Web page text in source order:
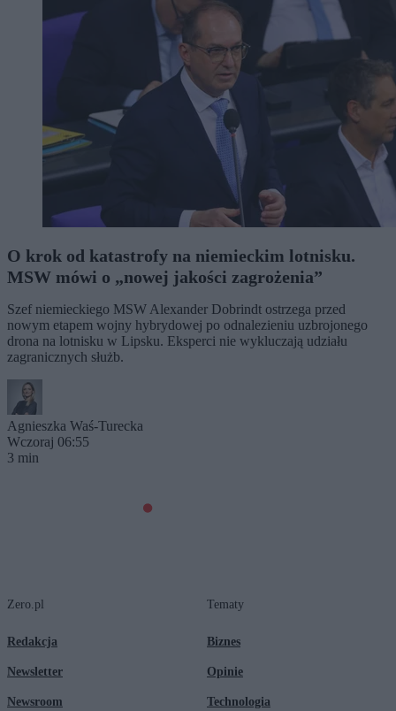
O krok od katastrofy na niemieckim lotnisku.
MSW mówi o „nowej jakości zagrożenia”
Szef niemieckiego MSW Alexander Dobrindt ostrzega przed
nowym etapem wojny hybrydowej po odnalezieniu uzbrojonego
drona na lotnisku w Lipsku. Eksperci nie wykluczają udziału
zagranicznych służb.
Agnieszka Waś-Turecka
Wczoraj 06:55
3 min
Zero.pl
Redakcja
Newsletter
Newsroom
Tematy
Biznes
Opinie
Technologia